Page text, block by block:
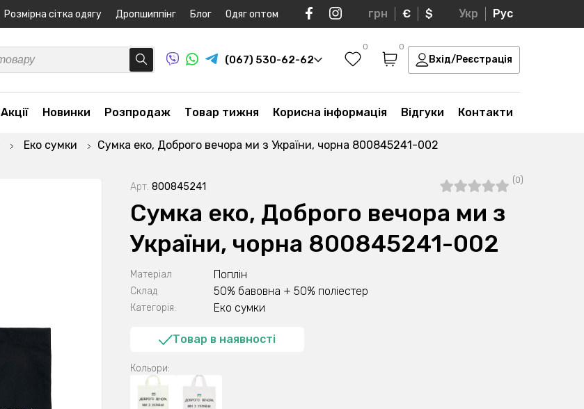
Розмірна сітка одягу Дропшиппінг Блог Одяг оптом грн € $ Укр Рус
(067) 530-62-62
0 0
Вхід/Реєстрація
Акції Новинки Розпродаж Товар тижня Корисна інформація Відгуки Контакти
Еко сумки Сумка еко, Доброго вечора ми з України, чорна 800845241-002
Арт. 800845241
(0)
Сумка еко, Доброго вечора ми з
України, чорна 800845241-002
Матеріал Поплін
Склад 50% бавовна + 50% поліестер
Категорія: Еко сумки
Товар в наявності
Кольори: